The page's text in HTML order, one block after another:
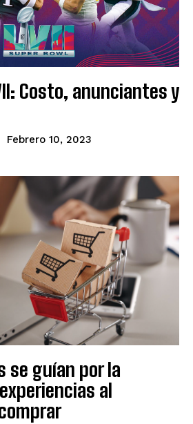
Costo, anunciantes y
Febrero 10, 2023
se guían por la
al